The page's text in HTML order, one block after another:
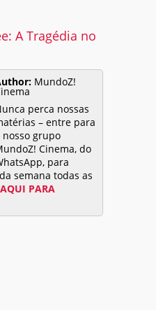
A Tragédia no
MundoZ!
perca nossas
– entre para
nosso grupo
Cinema, do
para
semana todas as
PARA